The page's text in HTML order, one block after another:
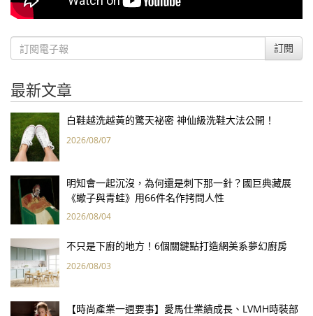
訂閱
最新文章
白鞋越洗越黃的驚天祕密 神仙級洗鞋大法公開！
2026/08/07
明知會一起沉沒，為何還是刺下那一針？國巨典藏展
《蠍子與青蛙》用66件名作拷問人性
2026/08/04
不只是下廚的地方！6個關鍵點打造網美系夢幻廚房
2026/08/03
【時尚產業一週要事】愛馬仕業績成長、LVMH時裝部